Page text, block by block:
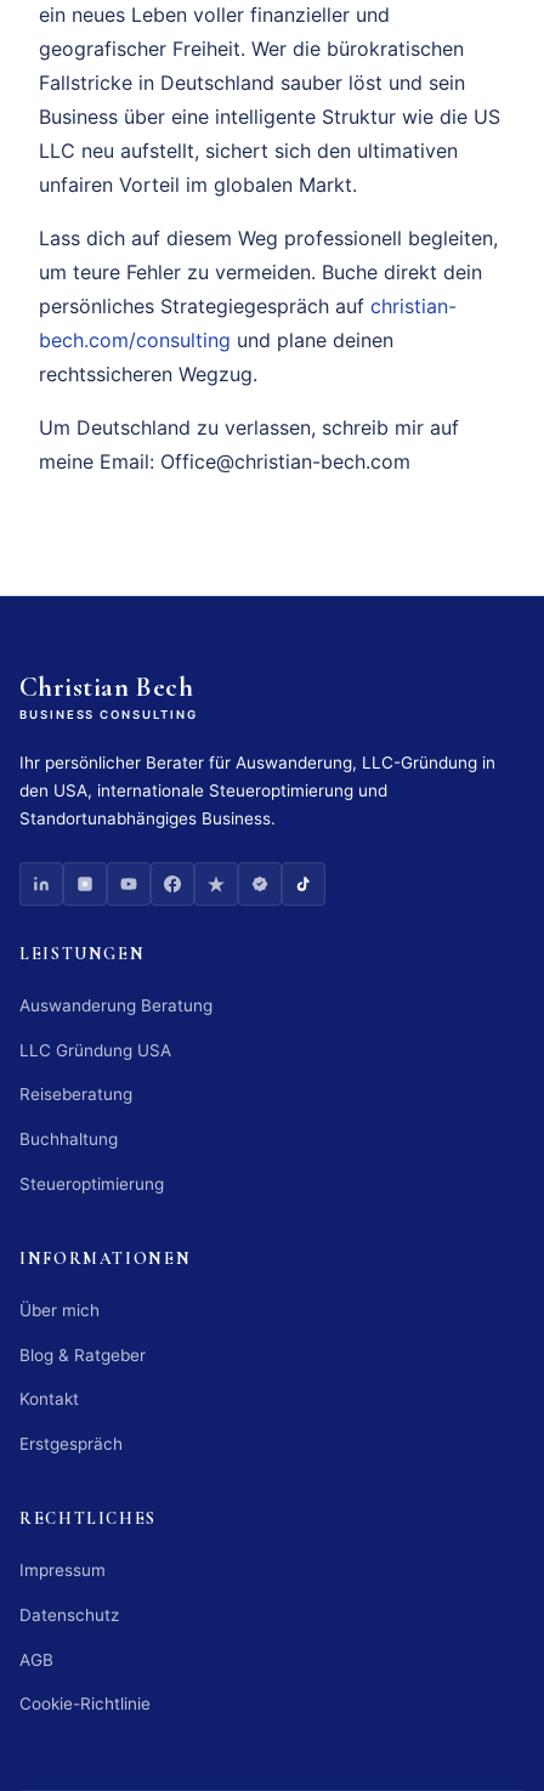
ein neues Leben voller finanzieller und
geografischer Freiheit. Wer die bürokratischen
Fallstricke in Deutschland sauber löst und sein
Business über eine intelligente Struktur wie die US
LLC neu aufstellt, sichert sich den ultimativen
unfairen Vorteil im globalen Markt.
Lass dich auf diesem Weg professionell begleiten,
um teure Fehler zu vermeiden. Buche direkt dein
persönliches Strategiegespräch auf christian-
bech.com/consulting und plane deinen
rechtssicheren Wegzug.
Um Deutschland zu verlassen, schreib mir auf
meine Email: Office@christian-bech.com
Christian Bech
BUSINESS CONSULTING
Ihr persönlicher Berater für Auswanderung, LLC-Gründung in
den USA, internationale Steueroptimierung und
Standortunabhängiges Business.
LEISTUNGEN
Auswanderung Beratung
LLC Gründung USA
Reiseberatung
Buchhaltung
Steueroptimierung
INFORMATIONEN
Über mich
Blog & Ratgeber
Kontakt
Erstgespräch
RECHTLICHES
Impressum
Datenschutz
AGB
Cookie-Richtlinie